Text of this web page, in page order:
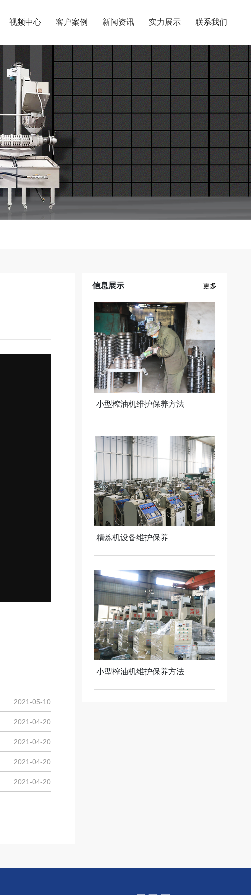
视频中心 客户案例 新闻资讯 实力展示 联系我们
2021-05-10
2021-04-20
2021-04-20
2021-04-20
2021-04-20
信息展示 更多
小型榨油机维护保养方法
精炼机设备维护保养
小型榨油机维护保养方法